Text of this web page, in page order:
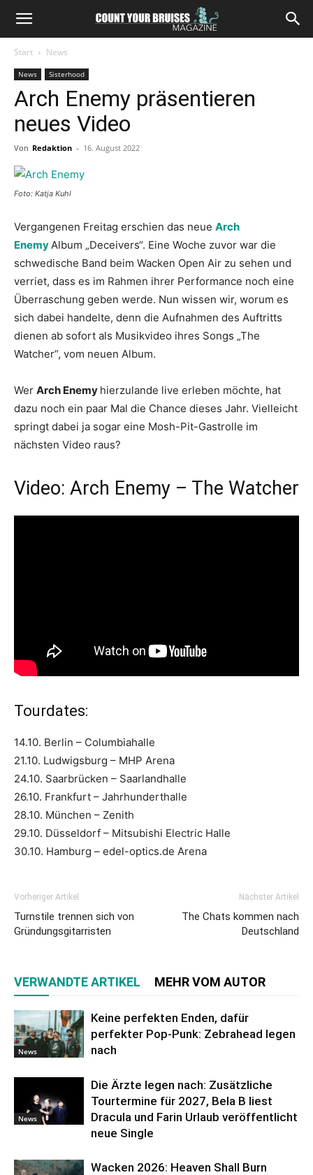
Start News
News Sisterhood
Arch Enemy präsentieren
neues Video
Von Redaktion - 16. August 2022
Foto: Katja Kuhl
Vergangenen Freitag erschien das neue Arch
EnemyAlbum „Deceivers“. Eine Woche zuvor war die
schwedische Band beim Wacken Open Air zu sehen und
verriet, dass es im Rahmen ihrer Performance noch eine
Überraschung geben werde. Nun wissen wir, worum es
sich dabei handelte, denn die Aufnahmen des Auftritts
dienen ab sofort als Musikvideo ihres Songs „The
Watcher“, vom neuen Album.
Wer Arch Enemy hierzulande live erleben möchte, hat
dazu noch ein paar Mal die Chance dieses Jahr. Vielleicht
springt dabei ja sogar eine Mosh-Pit-Gastrolle im
nächsten Video raus?
Video: Arch Enemy – The Watcher
Tourdates:
14.10. Berlin – Columbiahalle
21.10. Ludwigsburg – MHP Arena
24.10. Saarbrücken – Saarlandhalle
26.10. Frankfurt – Jahrhunderthalle
28.10. München – Zenith
29.10. Düsseldorf – Mitsubishi Electric Halle
30.10. Hamburg – edel-optics.de Arena
Vorheriger Artikel
Turnstile trennen sich von
Gründungsgitarristen
Nächster Artikel
The Chats kommen nach
Deutschland
VERWANDTE ARTIKEL MEHR VOM AUTOR
News
Keine perfekten Enden, dafür
perfekter Pop-Punk: Zebrahead legen
nach
News
Die Ärzte legen nach: Zusätzliche
Tourtermine für 2027, Bela B liest
Dracula und Farin Urlaub veröffentlicht
neue Single
Wacken 2026: Heaven Shall Burn